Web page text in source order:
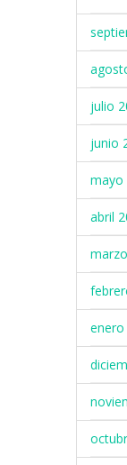
julio
junio
mayo
abril
enero